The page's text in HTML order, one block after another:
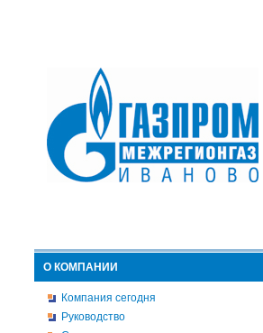
О КОМПАНИИ
Компания сегодня
Руководство